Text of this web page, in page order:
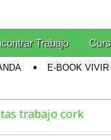
Trabajo
E-BOOK
trabajo cork